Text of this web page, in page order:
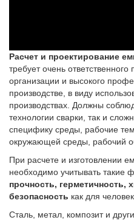
Расчет и проектирование
требует очень
организации и высокого
производстве, в виду
производствах. Должны
технологии сварки, так и
специфику среды, рабочие
окружающей среды, рабочий
При расчете и изготовлении
необходимо учитывать такие
прочность, герметичность,
безопасность как для
Сталь, метал, композит и